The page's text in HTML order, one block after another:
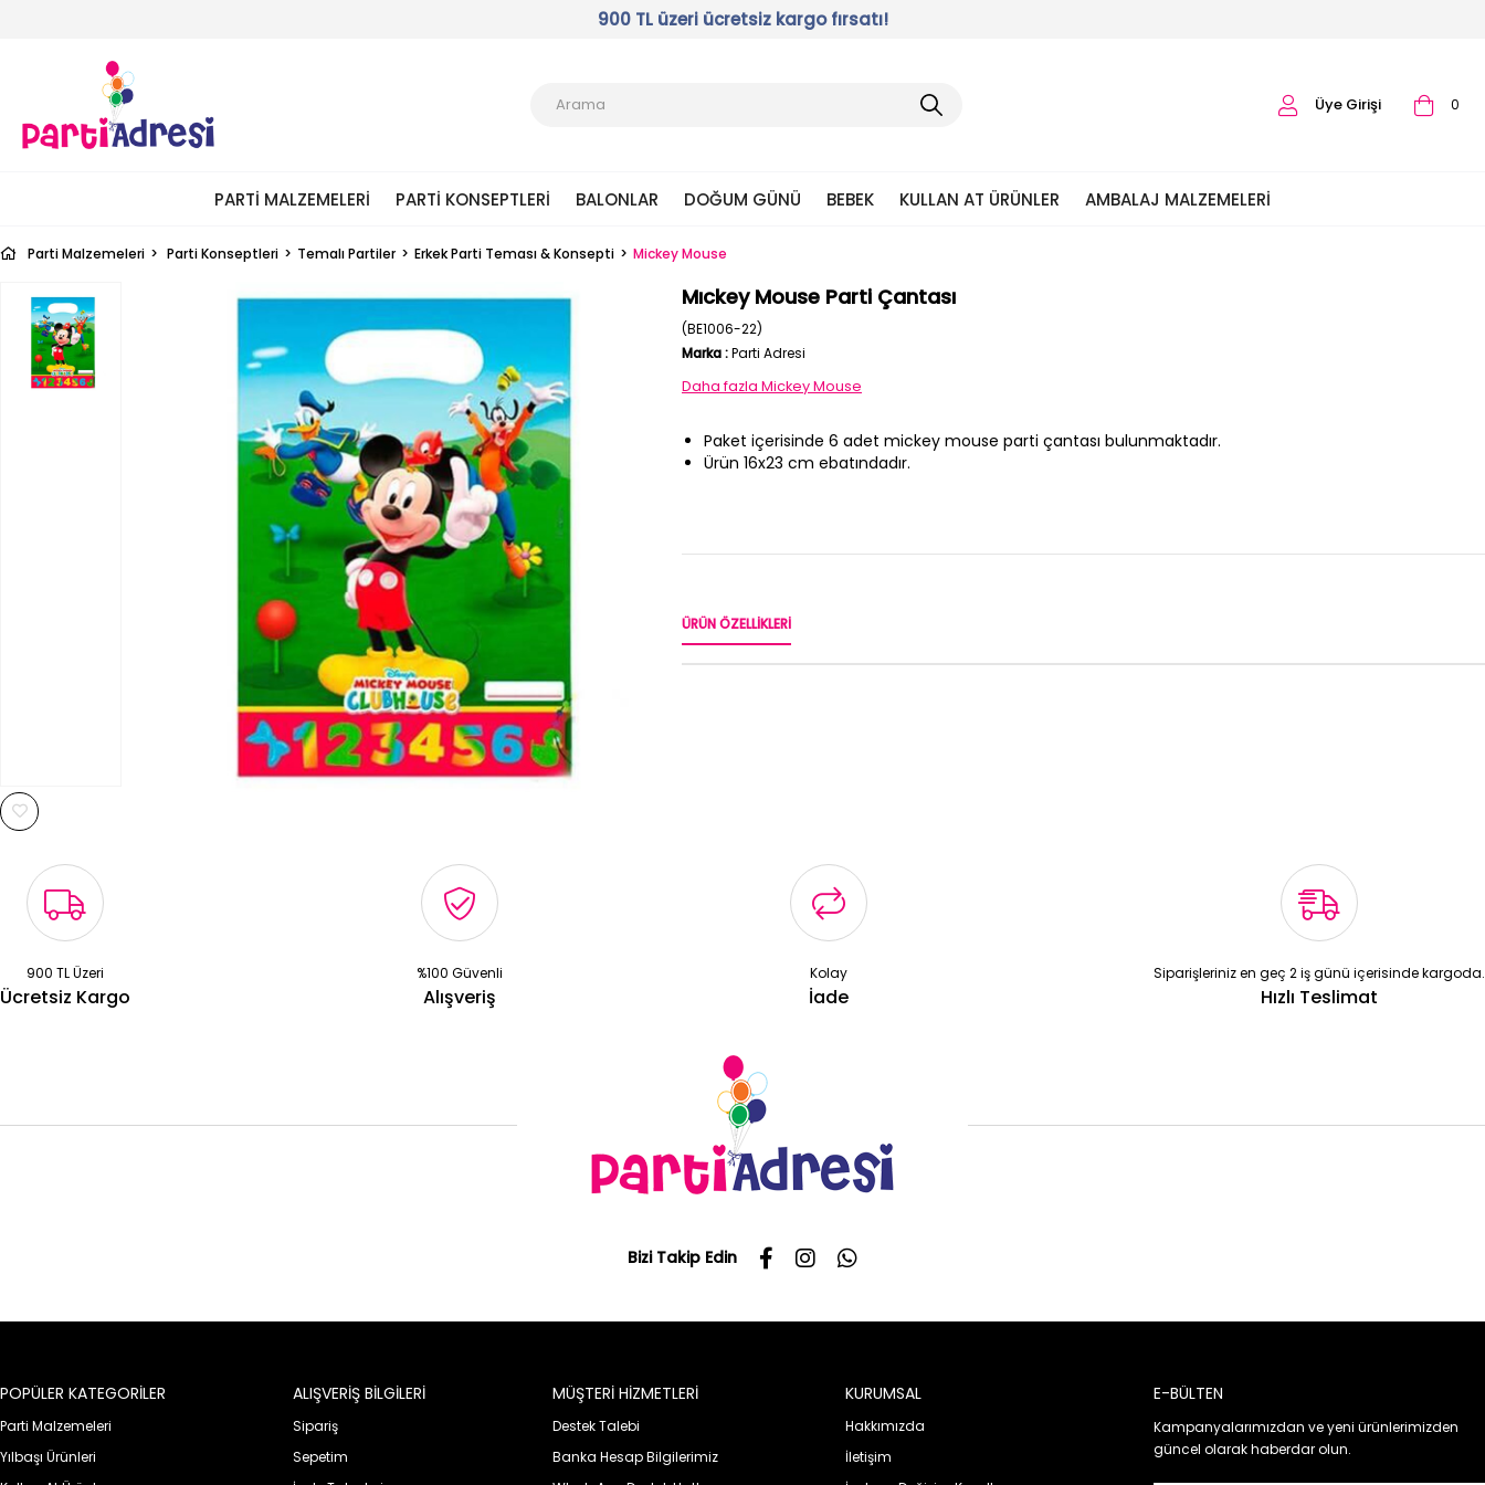
900 TL üzeri ücretsiz kargo fırsatı!
0
Üye Girişi
PARTI MALZEMELERI PARTI KONSEPTLERI BALONLAR DOĞUM GÜNÜ BEBEK KULLAN AT ÜRÜNLER AMBALAJ MALZEMELERI
Parti Malzemeleri Parti Konseptleri Temalı Partiler Erkek Parti Teması & Konsepti Mickey Mouse
Mıckey Mouse Parti Çantası
(BE1006-22)
Marka:Parti Adresi
Daha fazla Mickey Mouse
Paket içerisinde 6 adet mickey mouse parti çantası bulunmaktadır.
Ürün 16x23 cm ebatındadır.
ÜRÜN ÖZELLIKLERI
900 TL Üzeri
Ücretsiz Kargo
%100 Güvenli
Alışveriş
Kolay
İade
Siparişleriniz en geç 2 iş günü içerisinde kargoda.
Hızlı Teslimat
Bizi Takip Edin
POPÜLER KATEGORİLER
Parti Malzemeleri
Yılbaşı Ürünleri
ALIŞVERİŞ BİLGİLERİ
Sipariş
Sepetim
MÜŞTERİ HİZMETLERİ
Destek Talebi
Banka Hesap Bilgilerimiz
KURUMSAL
Hakkımızda
İletişim
E-BÜLTEN
Kampanyalarımızdan ve yeni ürünlerimizden
güncel olarak haberdar olun.